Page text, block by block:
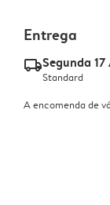
Entrega
delivery_standard_v2Segunda 17
Standard
A encomenda de